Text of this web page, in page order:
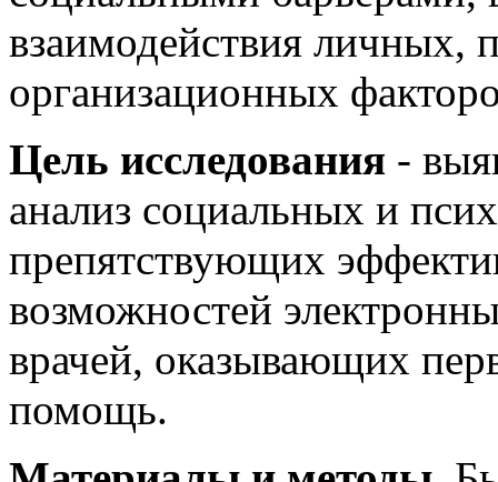
взаимодействия личных,
организационных
Цель исследования -
анализ социальных и
препятствующих
возможностей
врачей, оказывающих
помощь.